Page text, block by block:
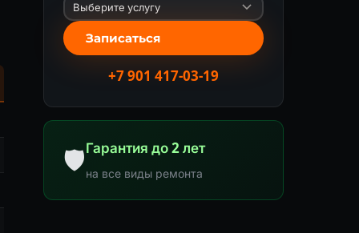
Записаться
+7 901 417-03-19
🛡Гарантия до 2 лет
на все виды ремонта